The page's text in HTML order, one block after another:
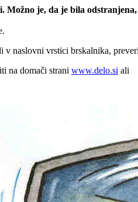
Možno je, da je bila
v naslovni vrstici brskalnika,
na domači strani www.delo.si ali